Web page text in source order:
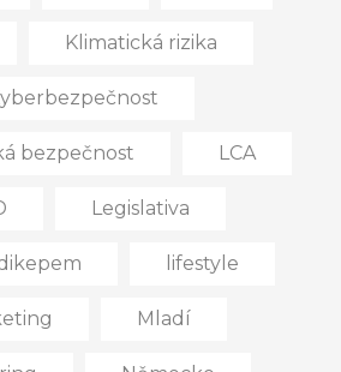
Klimatická rizika
bezpečnost LCA
Legislativa
lifestyle
Mladí